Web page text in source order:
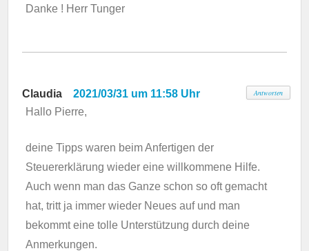
Danke ! Herr Tunger
Claudia
2021/03/31 um 11:58 Uhr
Hallo Pierre,
deine Tipps waren beim Anfertigen der
Steuererklärung wieder eine willkommene Hilfe.
Auch wenn man das Ganze schon so oft gemacht
hat, tritt ja immer wieder Neues auf und man
bekommt eine tolle Unterstützung durch deine
Anmerkungen.
Antworten